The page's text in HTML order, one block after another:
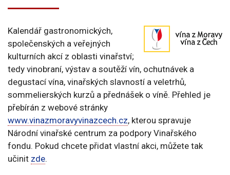
Kalendář gastronomických,
společenských a veřejných
kulturních akcí z oblasti vinařství;
tedy vinobraní, výstav a soutěží vín, ochutnávek a
degustací vína, vinařských slavností a veletrhů,
sommelierských kurzů a přednášek o víně. Přehled je
přebírán z webové stránky
www.vinazmoravyvinazcech.cz, kterou spravuje
Národní vinařské centrum za podpory Vinařského
fondu. Pokud chcete přidat vlastní akci, můžete tak
učinit zde.